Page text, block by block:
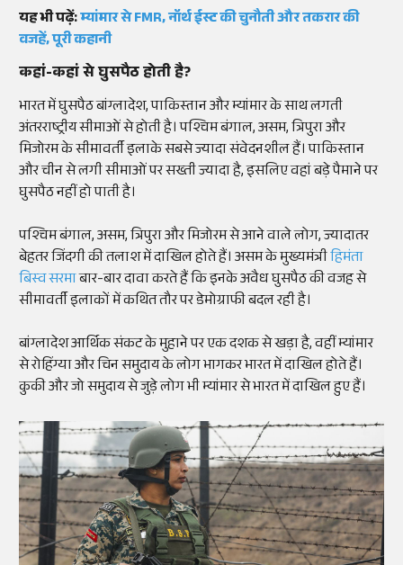
यह भी पढ़ें:म्यांमार से FMR, नॉर्थ ईस्ट की चुनौती और तकरार की
वजहें, पूरी कहानी
कहां-कहां से घुसपैठ होती है?
भारत में घुसपैठ बांग्लादेश, पाकिस्तान और म्यांमार के साथ लगती
अंतरराष्ट्रीय सीमाओं से होती है। पश्चिम बंगाल, असम, त्रिपुरा और
मिजोरम के सीमावर्ती इलाके सबसे ज्यादा संवेदनशील हैं। पाकिस्तान
और चीन से लगी सीमाओं पर सख्ती ज्यादा है, इसलिए वहां बड़े पैमाने पर
घुसपैठ नहीं हो पाती है।
पश्चिम बंगाल, असम, त्रिपुरा और मिजोरम से आने वाले लोग, ज्यादातर
बेहतर जिंदगी की तलाश में दाखिल होते हैं। असम के मुख्यमंत्रीहिमंता
बिस्व सरमाबार-बार दावा करते हैं कि इनके अवैध घुसपैठ की वजह से
सीमावर्ती इलाकों में कथित तौर पर डेमोग्राफी बदल रही है।
बांग्लादेश आर्थिक संकट के मुहाने पर एक दशक से खड़ा है, वहीं म्यांमार
से रोहिंग्या और चिन समुदाय के लोग भागकर भारत में दाखिल होते हैं।
कुकी और जो समुदाय से जुड़े लोग भी म्यांमार से भारत में दाखिल हुए हैं।